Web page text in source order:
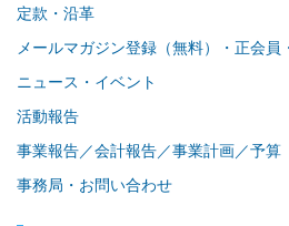
定款・沿革
メールマガジン登録（無料）・正会員
ニュース・イベント
活動報告
事業報告／会計報告／事業計画／予算
事務局・お問い合わせ